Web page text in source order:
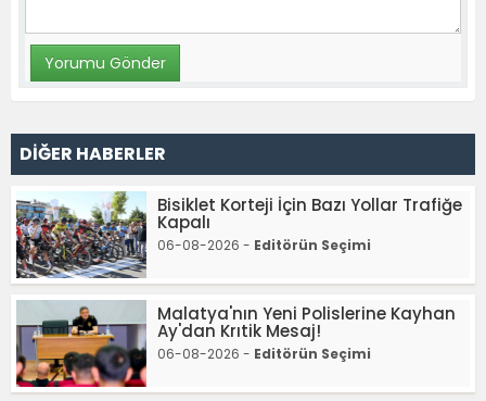
DİĞER HABERLER
Bisiklet Korteji İçin Bazı Yollar Trafiğe
Kapalı
06-08-2026 - Editörün Seçimi
Malatya'nın Yeni Polislerine Kayhan
Ay'dan Krıtik Mesaj!
06-08-2026 - Editörün Seçimi